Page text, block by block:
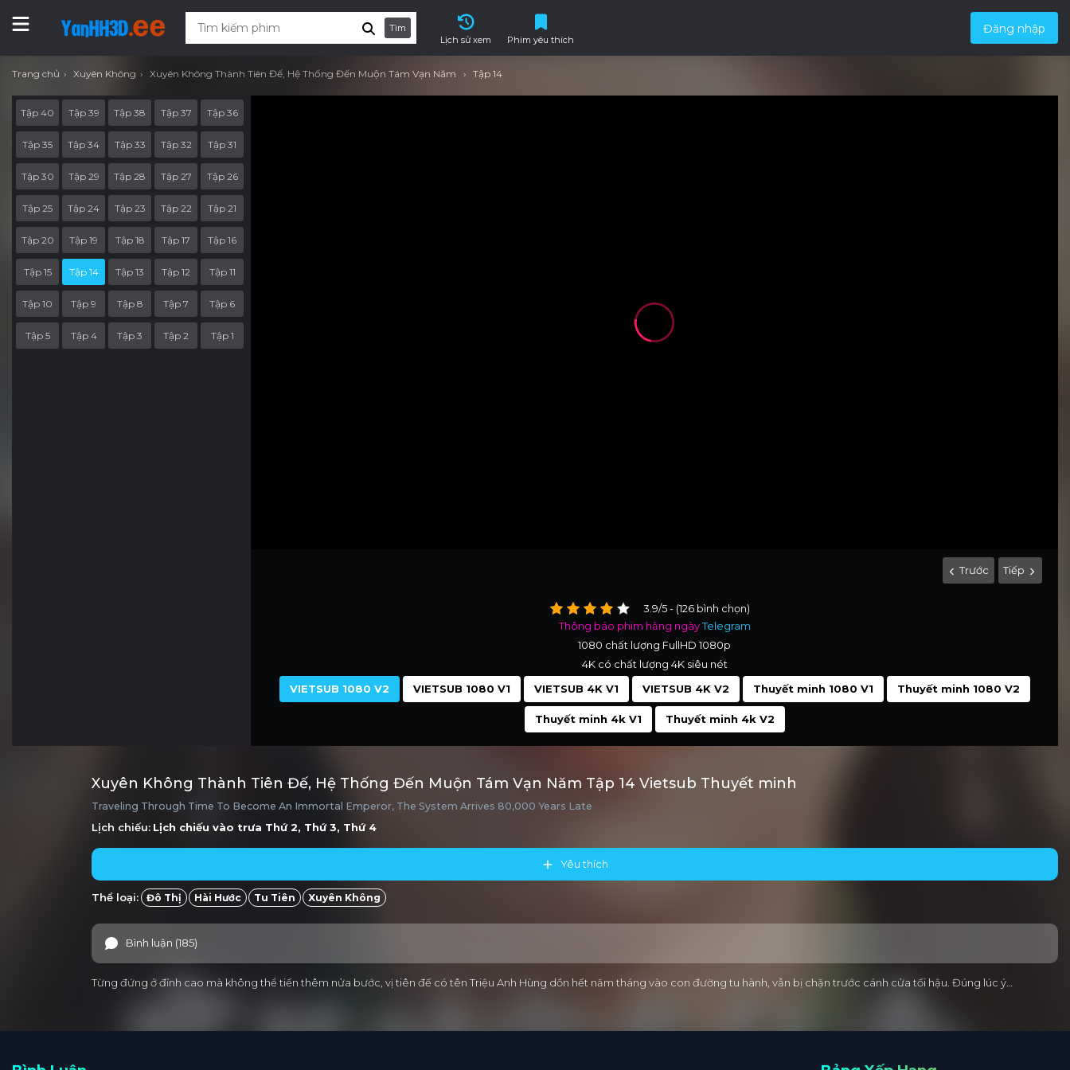
Tìm
Lịch sử xem
Phim yêu thích
Đăng nhập
Trang chủ Xuyên Không Xuyên Không Thành Tiên Đế, Hệ Thống Đến Muộn Tám Vạn Năm Tập 14
Trước Tiếp
3.9/5 - (126 bình chọn)
Thông báo phim hằng ngàyTelegram
1080 chất lượng FullHD 1080p
4K có chất lượng 4K siêu nét
VIETSUB 1080 V2
VIETSUB 1080 V1 VIETSUB 4K V1 VIETSUB 4K V2 Thuyết minh 1080 V1 Thuyết minh 1080 V2
Thuyết minh 4k V1 Thuyết minh 4k V2
Tập 40 Tập 39 Tập 38 Tập 37 Tập 36
Tập 35 Tập 34 Tập 33 Tập 32 Tập 31
Tập 30 Tập 29 Tập 28 Tập 27 Tập 26
Tập 25 Tập 24 Tập 23 Tập 22 Tập 21
Tập 20 Tập 19 Tập 18 Tập 17 Tập 16
Tập 15 Tập 14 Tập 13 Tập 12 Tập 11
Tập 10 Tập 9 Tập 8 Tập 7 Tập 6
Tập 5 Tập 4 Tập 3 Tập 2 Tập 1
Xuyên Không Thành Tiên Đế, Hệ Thống Đến Muộn Tám Vạn Năm Tập 14 Vietsub Thuyết minh
Traveling Through Time To Become An Immortal Emperor, The System Arrives 80,000 Years Late
Lịch chiếu: Lịch chiếu vào trưa Thứ 2, Thứ 3, Thứ 4
Yêu thích
Thể loại: Đô Thị Hài Hước Tu Tiên Xuyên Không
Bình luận (185)
Từng đứng ở đỉnh cao mà không thể tiến thêm nửa bước, vị tiên đế có tên Triệu Anh Hùng dồn hết năm tháng vào con đường tu hành, vẫn bị chặn trước cánh cửa tối hậu. Đúng lúc ý…